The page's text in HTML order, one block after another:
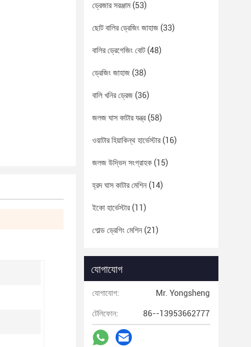
ড্রেজার সরঞ্জাম(53)
ছোট বালির ড্রেজিং জাহাজ (33)
বালির ড্রেগেজিং বোট(48)
ড্রেজিং জাহাজ (38)
বালি খনির ড্রেজ (36)
জলজ ঘাস কাটার যন্ত্র(58)
ওয়াটার হিয়াকিন্থ হার্ভেস্টার(16)
জলজ উদ্ভিদ সংগ্রাহক (15)
হ্রদ ঘাস কাটার মেশিন (14)
ইকো হার্ভেস্টার(11)
গোল্ড ড্রেগিং মেশিন (21)
যোগাযোগ
যোগাযোগ: Mr. Yongsheng
টেলিফোন: 86--13953662777